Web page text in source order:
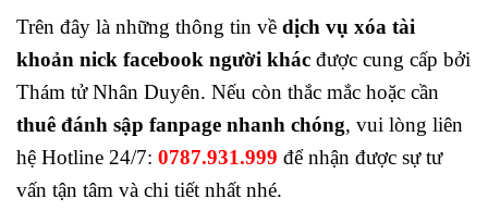
Trên đây là những thông tin về dịch vụ xóa tài
khoản nick facebook người khác được cung cấp bởi
Thám tử Nhân Duyên. Nếu còn thắc mắc hoặc cần
thuê đánh sập fanpage nhanh chóng, vui lòng liên
hệ Hotline 24/7: 0787.931.999 để nhận được sự tư
vấn tận tâm và chi tiết nhất nhé.